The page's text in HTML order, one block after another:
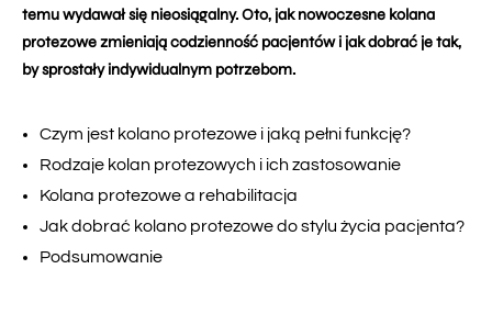
temu wydawał się nieosiągalny. Oto, jak nowoczesne kolana
protezowe zmieniają codzienność pacjentów i jak dobrać je tak,
by sprostały indywidualnym potrzebom.
Czym jest kolano protezowe i jaką pełni funkcję?
Rodzaje kolan protezowych i ich zastosowanie
Kolana protezowe a rehabilitacja
Jak dobrać kolano protezowe do stylu życia pacjenta?
Podsumowanie